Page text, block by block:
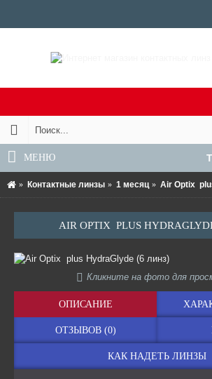
МЕНЮ
Контактные линзы 1 месяц Air Optix
AIR OPTIX PLUS
Кликните на фото для
ОПИСАНИЕ
ОТЗЫВОВ (0)
КАК НАДЕТЬ ЛИНЗЫ